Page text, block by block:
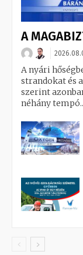
A
A nyári
strandokat és
szerint
néhány